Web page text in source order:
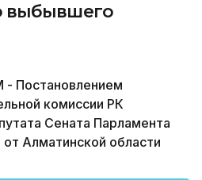
выбывшего
Постановлением
комиссии РК
Сената Парламента
от Алматинской области